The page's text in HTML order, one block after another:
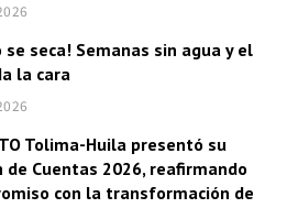
se seca! Semanas sin agua y el
la cara
Tolima-Huila presentó su
de Cuentas 2026, reafirmando
con la transformación de